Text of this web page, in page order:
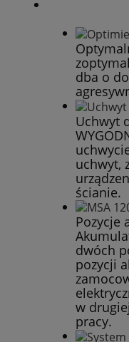
dba o
Uchwyt
uchwyt,
ścianie.
Pozycje
dwóch
pozycji
w
pracy.